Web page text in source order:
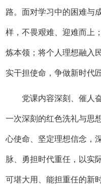
路。面对学习中的困难与
样，不畏艰难、迎难而上
炼本领；将个人理想融入
实干担使命，争做新时代
党课内容深刻、催人
一次深刻的红色洗礼与思
心使命、坚定理想信念，
脉、勇担时代重任，以实
可堪大用、能担重任的新